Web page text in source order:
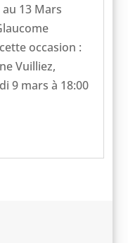
13 Mars
occasion :
Vuilliez,
9 mars à 18:00